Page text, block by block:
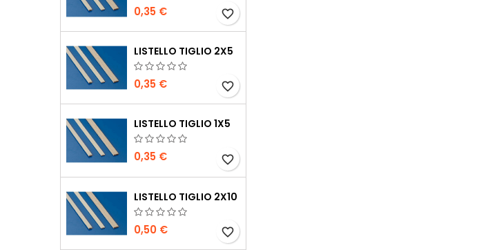
0,35 € favorite_border
LISTELLO TIGLIO 2X5
0,35 € favorite_border
LISTELLO TIGLIO 1X5
0,35 € favorite_border
LISTELLO TIGLIO 2X10
0,50 € favorite_border